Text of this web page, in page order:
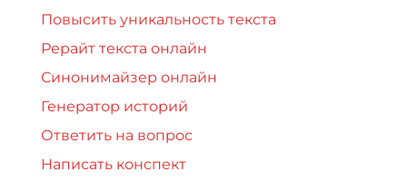
Повысить уникальность текста
Рерайт текста онлайн
Синонимайзер онлайн
Генератор историй
Ответить на вопрос
Написать конспект